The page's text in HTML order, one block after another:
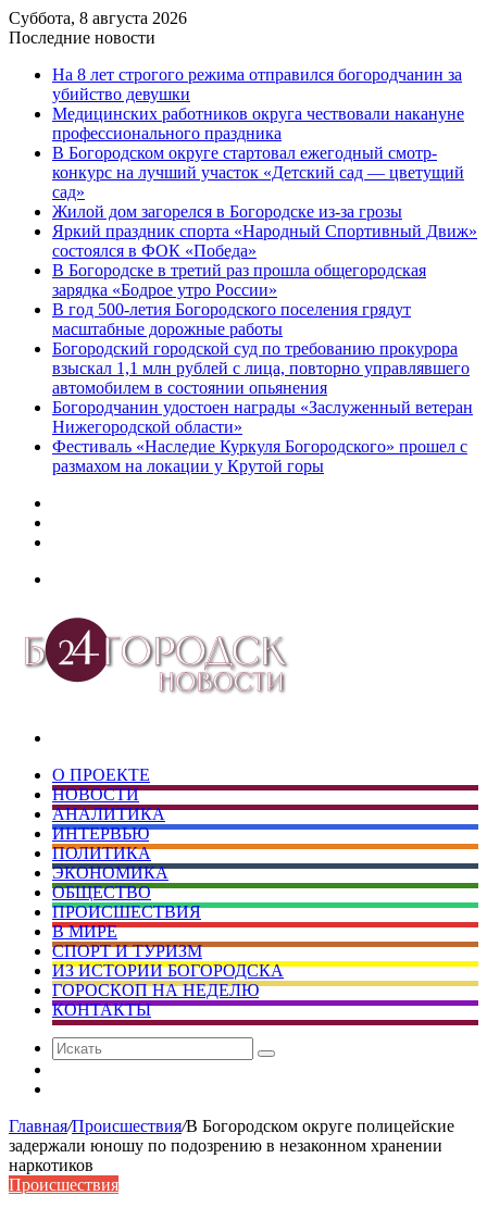
Суббота, 8 августа 2026
Последние новости
На 8 лет строгого режима отправился богородчанин за
убийство девушки
Медицинских работников округа чествовали накануне
профессионального праздника
В Богородском округе стартовал ежегодный смотр-
конкурс на лучший участок «Детский сад — цветущий
сад»
Жилой дом загорелся в Богородске из-за грозы
Яркий праздник спорта «Народный Спортивный Движ»
состоялся в ФОК «Победа»
В Богородске в третий раз прошла общегородская
зарядка «Бодрое утро России»
В год 500-летия Богородского поселения грядут
масштабные дорожные работы
️Богородский городской суд по требованию прокурора
взыскал 1,1 млн рублей с лица, повторно управлявшего
автомобилем в состоянии опьянения
Богородчанин удостоен награды «Заслуженный ветеран
Нижегородской области»
Фестиваль «Наследие Куркуля Богородского» прошел с
размахом на локации у Крутой горы
О ПРОЕКТЕ
НОВОСТИ
АНАЛИТИКА
ИНТЕРВЬЮ
ПОЛИТИКА
ЭКОНОМИКА
ОБЩЕСТВО
ПРОИСШЕСТВИЯ
В МИРЕ
СПОРТ И ТУРИЗМ
ИЗ ИСТОРИИ БОГОРОДСКА
ГОРОСКОП НА НЕДЕЛЮ
КОНТАКТЫ
Искать
Главная/Происшествия/В Богородском округе полицейские
задержали юношу по подозрению в незаконном хранении
наркотиков
Происшествия